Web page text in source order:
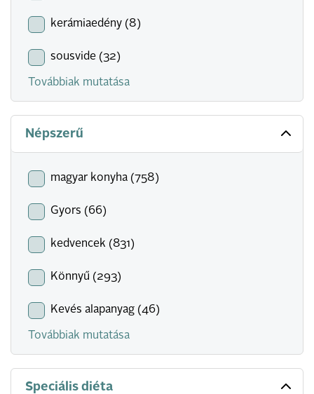
kerámiaedény (8)
sousvide (32)
Továbbiak mutatása
Népszerű
magyar konyha (758)
Gyors (66)
kedvencek (831)
Könnyű (293)
Kevés alapanyag (46)
Továbbiak mutatása
Speciális diéta